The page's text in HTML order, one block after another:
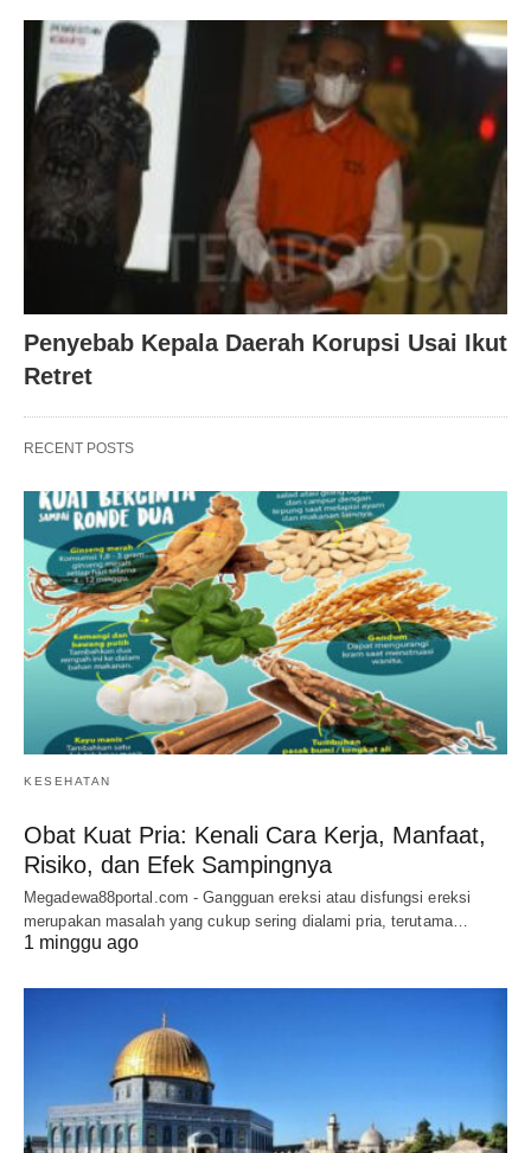
Penyebab Kepala Daerah Korupsi Usai Ikut
Retret
RECENT POSTS
KESEHATAN
Obat Kuat Pria: Kenali Cara Kerja, Manfaat,
Risiko, dan Efek Sampingnya
Megadewa88portal.com - Gangguan ereksi atau disfungsi ereksi
merupakan masalah yang cukup sering dialami pria, terutama…
1 minggu ago